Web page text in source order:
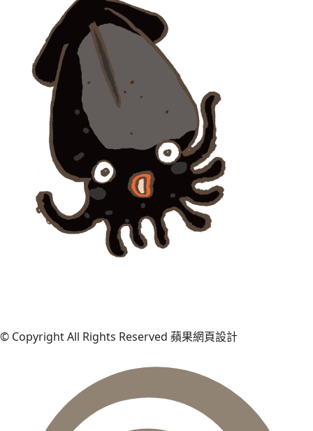
© Copyright All Rights Reserved 蘋果網頁設計